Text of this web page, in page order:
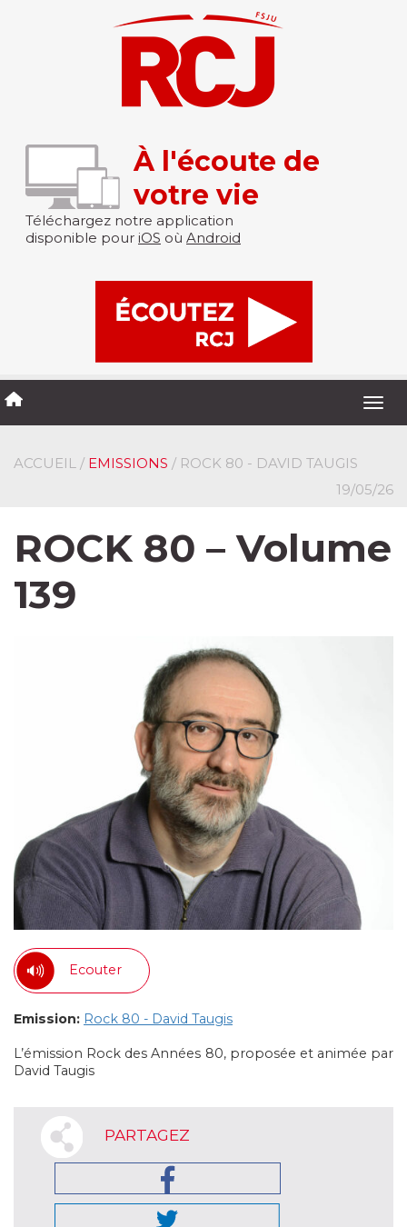
À l'écoute de
votre vie
Téléchargez notre application
disponible pour iOS où Android
ACCUEIL / EMISSIONS / ROCK 80 - DAVID TAUGIS
19/05/26
ROCK 80 – Volume
139
Ecouter
Emission: Rock 80 - David Taugis
L’émission Rock des Années 80, proposée et animée par
David Taugis
PARTAGEZ